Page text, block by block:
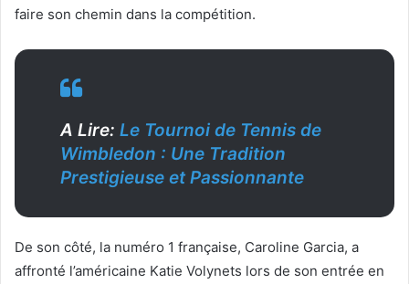
faire son chemin dans la compétition.
A Lire: Le Tournoi de Tennis de
Wimbledon : Une Tradition
Prestigieuse et Passionnante
De son côté, la numéro 1 française, Caroline Garcia, a
affronté l’américaine Katie Volynets lors de son entrée en